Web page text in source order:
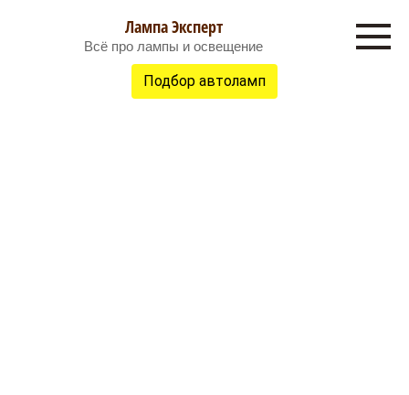
Лампа Эксперт
Всё про лампы и освещение
Подбор автоламп